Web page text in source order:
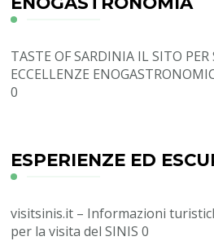
TASTE OF SARDINIA IL SITO PER
ECCELLENZE
0
ESPERIENZE ED
visitsinis.it – Informazioni
per la visita del SINIS 0